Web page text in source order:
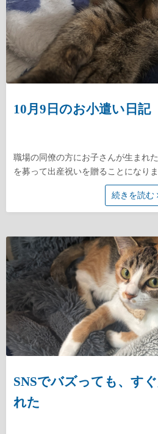
10月9日のお小遣い日記
職場の同僚の方にお子さんが生まれ
を募って出産祝いを贈ることになり
続きを読む
SNSでバズっても、す
れた